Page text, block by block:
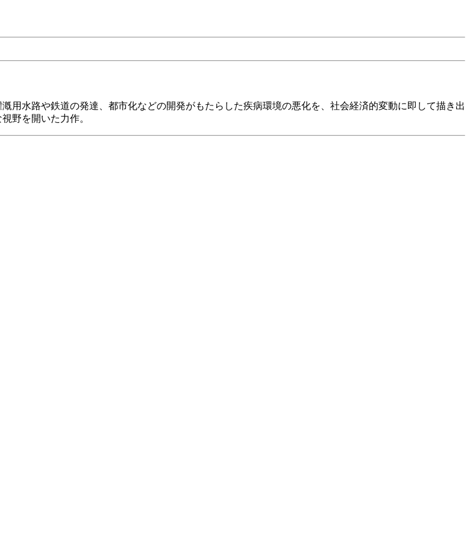
水路や鉄道の発達、都市化などの開発がもたらした疾病環境の悪化を、社会経済的変動に即して描き出
野を開いた力作。